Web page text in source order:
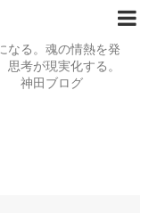
なる。魂の情熱を発
考が現実化する。
。 神田ブログ